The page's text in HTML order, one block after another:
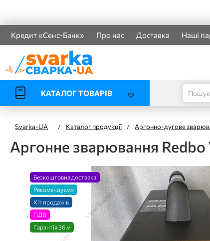
Кредит «Сенс-Банк» Про нас Доставка Наші
КАТАЛОГ ТОВАРІВ
Svarka-UA / Каталог продукції / Аргонно-дугове
Аргонне зварювання
Безкоштовна доставка
Рекомендуємо
Хіт продажів
ПДВ
Гарантія 36 м